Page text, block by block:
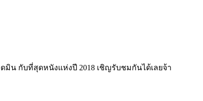
น กับที่สุดหนังแห่งปี 2018 เชิญรับชมกันได้เลยจ้า